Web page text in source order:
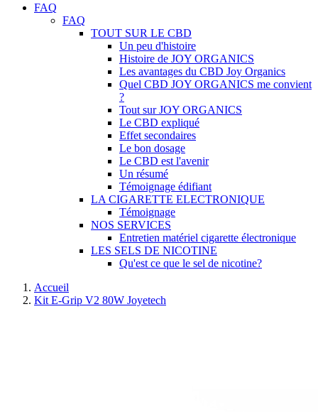
FAQ
FAQ
TOUT SUR LE CBD
Un peu d'histoire
Histoire de JOY ORGANICS
Les avantages du CBD Joy Organics
Quel CBD JOY ORGANICS me convient
?
Tout sur JOY ORGANICS
Le CBD expliqué
Effet secondaires
Le bon dosage
Le CBD est l'avenir
Un résumé
Témoignage édifiant
LA CIGARETTE ELECTRONIQUE
Témoignage
NOS SERVICES
Entretien matériel cigarette électronique
LES SELS DE NICOTINE
Qu'est ce que le sel de nicotine?
Accueil
Kit E-Grip V2 80W Joyetech